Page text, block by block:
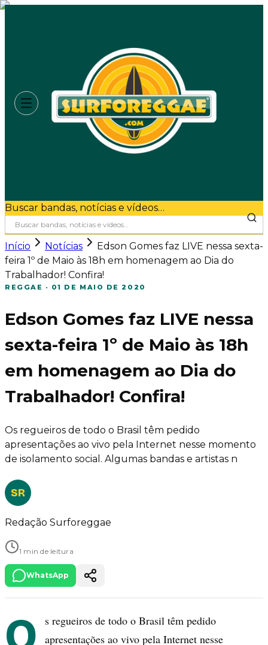
Buscar bandas, notícias e vídeos…
Início Notícias
Edson Gomes faz LIVE nessa sexta-
feira 1º de Maio às 18h em homenagem ao Dia do
Trabalhador! Confira!
REGGAE · 01 DE MAIO DE 2020
Edson Gomes faz LIVE nessa
sexta-feira 1º de Maio às 18h
em homenagem ao Dia do
Trabalhador! Confira!
Os regueiros de todo o Brasil têm pedido
apresentações ao vivo pela Internet nesse momento
de isolamento social. Algumas bandas e artistas n
SR
Redação Surforeggae
1 min de leitura
WhatsApp
s regueiros de todo o Brasil têm pedido
apresentações ao vivo pela Internet nesse